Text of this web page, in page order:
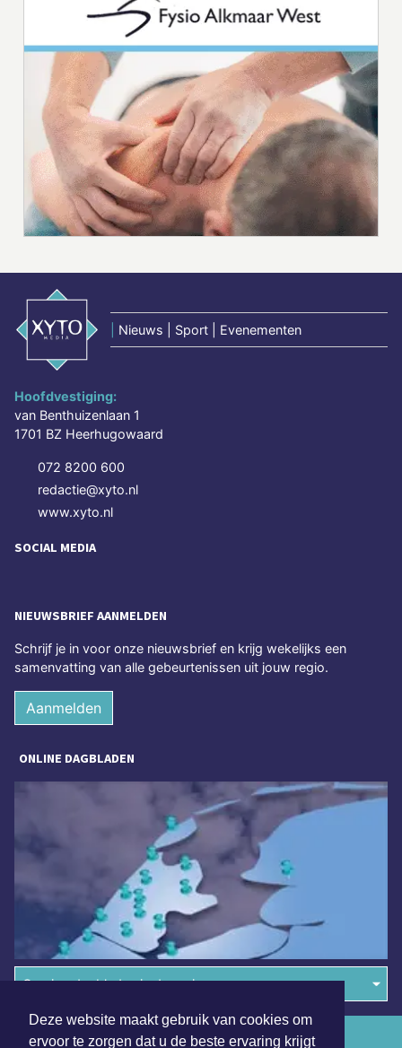
Deze website maakt gebruik van cookies om
ervoor te zorgen dat u de beste ervaring krijgt
Nieuws | Sport | Evenementen
Hoofdvestiging:
van Benthuizenlaan 1
1701 BZ Heerhugowaard
072 8200 600
redactie@xyto.nl
www.xyto.nl
SOCIAL MEDIA
NIEUWSBRIEF AANMELDEN
Schrijf je in voor onze nieuwsbrief en krijg wekelijks een
samenvatting van alle gebeurtenissen uit jouw regio.
Aanmelden
ONLINE DAGBLADEN
Overige dagbladen in de regio
Algemene voorwaarden